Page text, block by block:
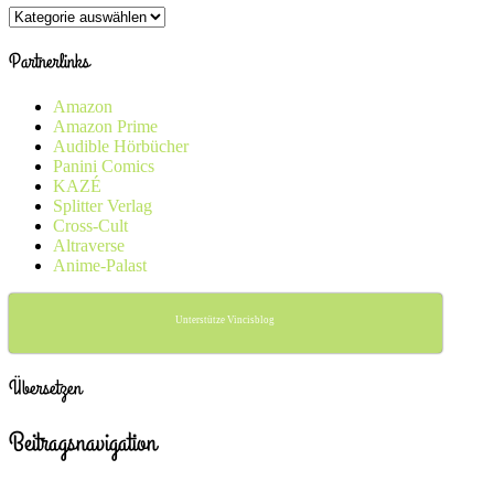
Kategorien
Partnerlinks
Amazon
Amazon Prime
Audible Hörbücher
Panini Comics
KAZÉ
Splitter Verlag
Cross-Cult
Altraverse
Anime-Palast
Unterstütze Vincisblog
Übersetzen
Beitragsnavigation